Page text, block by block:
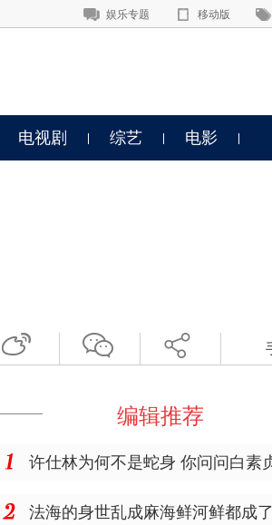
娱乐专题 移动版
电视剧 综艺 电影
编辑推荐
许仕林为何不是蛇身 你问问白素
法海的身世乱成麻海鲜河鲜都成